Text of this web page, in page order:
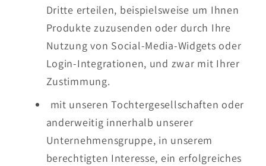
Dritte erteilen, beispielsweise um Ihnen
Produkte zuzusenden oder durch Ihre
Nutzung von Social-Media-Widgets oder
Login-Integrationen, und zwar mit Ihrer
Zustimmung.
mit unseren Tochtergesellschaften oder
anderweitig innerhalb unserer
Unternehmensgruppe, in unserem
berechtigten Interesse, ein erfolgreiches